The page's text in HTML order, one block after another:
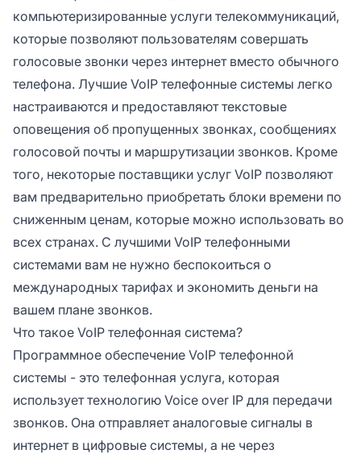
компьютеризированные услуги телекоммуникаций,
которые позволяют пользователям совершать
голосовые звонки через интернет вместо обычного
телефона. Лучшие VoIP телефонные системы легко
настраиваются и предоставляют текстовые
оповещения об пропущенных звонках, сообщениях
голосовой почты и маршрутизации звонков. Кроме
того, некоторые поставщики услуг VoIP позволяют
вам предварительно приобретать блоки времени по
сниженным ценам, которые можно использовать во
всех странах. С лучшими VoIP телефонными
системами вам не нужно беспокоиться о
международных тарифах и экономить деньги на
вашем плане звонков.
Что такое VoIP телефонная система?
Программное обеспечение VoIP телефонной
системы - это телефонная услуга, которая
использует технологию Voice over IP для передачи
звонков. Она отправляет аналоговые сигналы в
интернет в цифровые системы, а не через